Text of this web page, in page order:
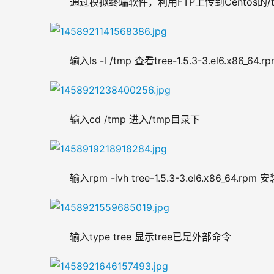
输入ls -l /tmp 查看tree-1.5.3-
输入cd /tmp 进入/tmp目录下
输入rpm -ivh tree-1.5.3-3.el6.x86_64.rpm 安
输入type tree 显示tree已是外部命令